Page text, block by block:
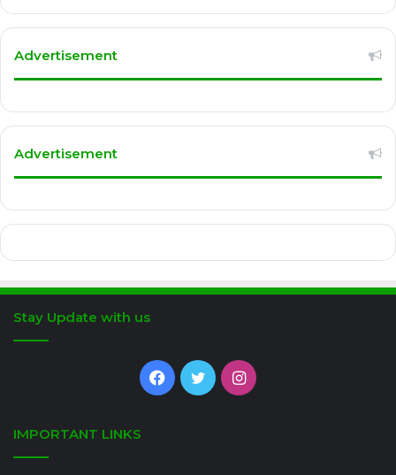
Advertisement
Advertisement
Stay Update with us
Facebook
TwitterInstagram
IMPORTANT LINKS